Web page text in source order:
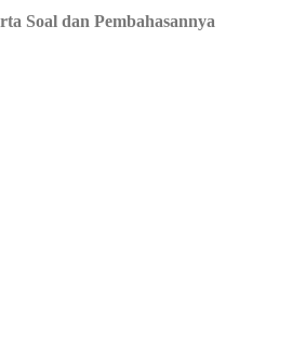
Soal dan Pembahasannya